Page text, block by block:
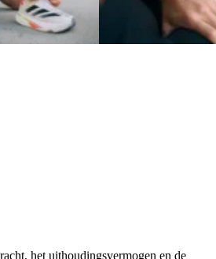
het uithoudingsvermogen en de